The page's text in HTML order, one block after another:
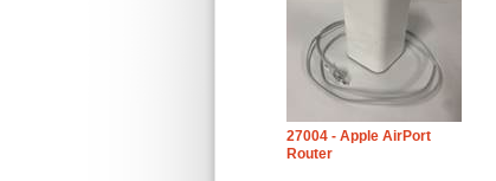
27004 - Apple AirPort
Router